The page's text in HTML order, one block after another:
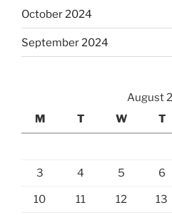
October 2024
September 2024
August
M
T W T
3 4 5 6
10 11 12 13